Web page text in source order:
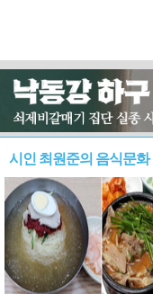
시인 최원준의 음식문화